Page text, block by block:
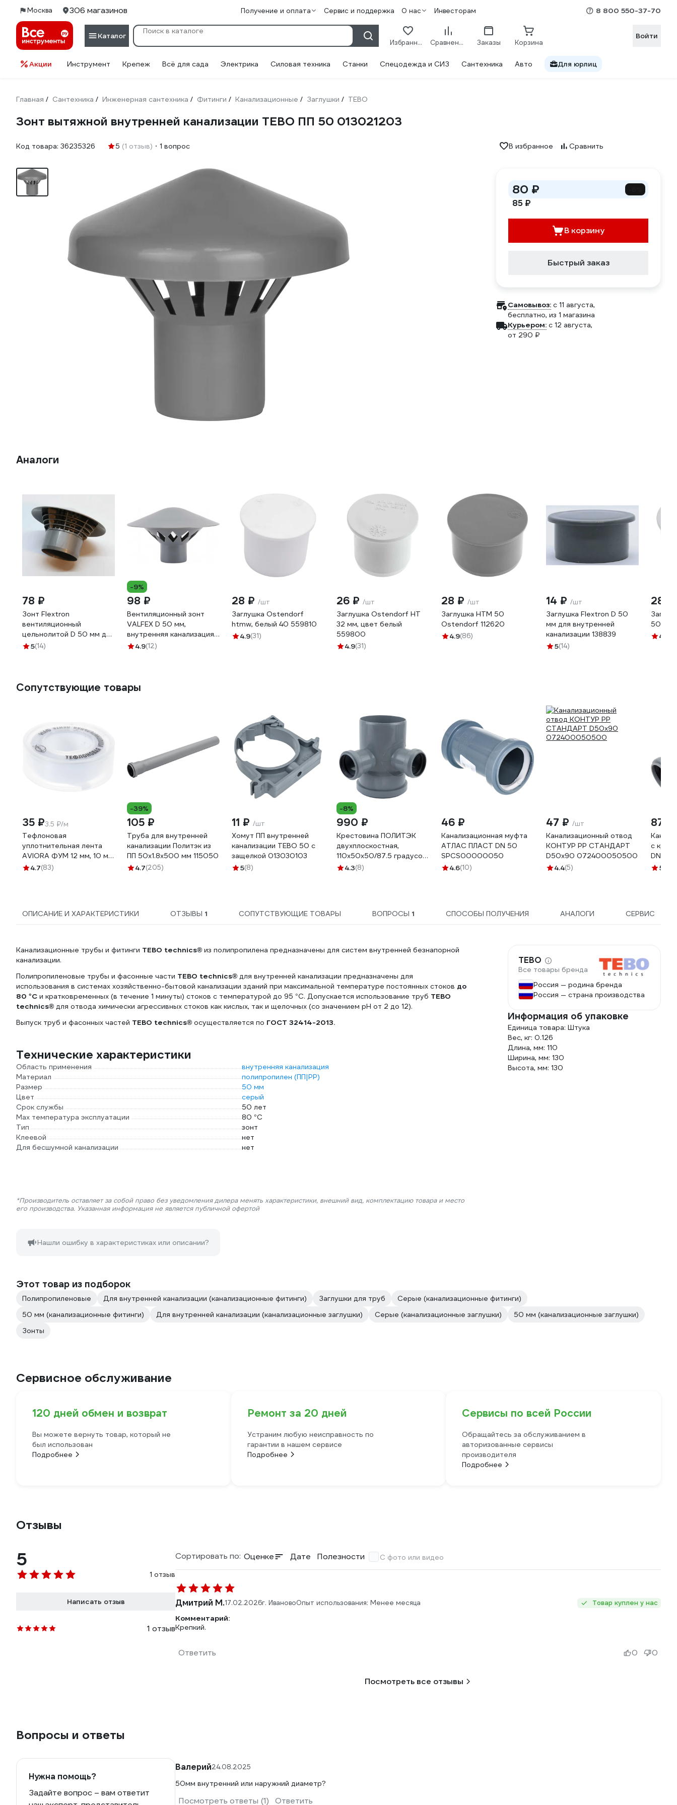
Москва 306 магазинов Получение и оплата Сервис и поддержка О нас Инвесторам 8 800 550-37-70
Каталог
Избранное Сравнение Заказы Корзина
Войти
Акции Инструмент Крепеж Всё для сада Электрика Силовая техника Станки Спецодежда и СИЗ Сантехника Авто Для юрлиц
Главная / Сантехника / Инженерная сантехника / Фитинги / Канализационные / Заглушки / TEBO
Зонт вытяжной внутренней канализации TEBO ПП 50 013021203
Код товара: 36235326 5 (1 отзыв) 1 вопрос В избранное Сравнить
80 ₽
85 ₽
В корзину
Быстрый заказ
Самовывоз: c 11 августа,
бесплатно, из 1 магазина
Курьером: c 12 августа,
от 290 ₽
Аналоги
78 ₽
Зонт Flextron
вентиляционный
цельнолитой D 50 мм для
внутренней канализации
5(14)
-9%
98 ₽
Вентиляционный зонт
VALFEX D 50 мм,
внутренняя канализация
26106050
4.9(12)
28 ₽ /шт
Заглушка Ostendorf
htmw, белый 40 559810
4.9(31)
26 ₽ /шт
Заглушка Ostendorf HT
32 мм, цвет белый
559800
4.9(31)
28 ₽ /шт
Заглушка HTM 50
Ostendorf 112620
4.9(86)
14 ₽ /шт
Заглушка Flextron D 50
мм для внутренней
канализации 138839
5(14)
28 ₽
50 мм,
4.9
Сопутствующие товары
35 ₽3.5 ₽/м
Тефлоновая
уплотнительная лента
AVIORA ФУМ 12 мм, 10 м
302-117
4.7(83)
-39%
105 ₽
Труба для внутренней
канализации Политэк из
ПП 50х1.8х500 мм 115050
4.7(205)
11 ₽ /шт
Хомут ПП внутренней
канализации TEBO 50 с
защелкой 013030103
5(8)
-8%
990 ₽
Крестовина ПОЛИТЭК
двухплоскостная,
110х50х50/87.5 градусов
60155090
4.3(8)
46 ₽
Канализационная муфта
АТЛАС ПЛАСТ DN 50
SPCS00000050
4.6(10)
47 ₽ /шт
Канализационный отвод
КОНТУР РР СТАНДАРТ
D50x90 072400050500
4.4(5)
87 ₽
с
DN 50
5
ОПИСАНИЕ И ХАРАКТЕРИСТИКИ ОТЗЫВЫ 1 СОПУТСТВУЮЩИЕ ТОВАРЫ ВОПРОСЫ 1 СПОСОБЫ ПОЛУЧЕНИЯ АНАЛОГИ СЕРВИС
Канализационные трубы и фитинги TEBO technics® из полипропилена предназначены для систем внутренней безнапорной
канализации.
Полипропиленовые трубы и фасонные части TEBO technics® для внутренней канализации предназначены для
использования в системах хозяйственно-бытовой канализации зданий при максимальной температуре постоянных стоков до
80 °С и кратковременных (в течение 1 минуты) стоков с температурой до 95 °С. Допускается использование труб TEBO
technics® для отвода химически агрессивных стоков как кислых, так и щелочных (со значением рН от 2 до 12).
Выпуск труб и фасонных частей TEBO technics® осуществляется по ГОСТ 32414-2013.
Технические характеристики
Область применения
внутренняя канализация
Материал
полипропилен (ПП|PP)
Размер
50 мм
Цвет
серый
Срок службы
50 лет
Max температура эксплуатации
80 °С
Тип
зонт
Клеевой
нет
Для бесшумной канализации
нет
*Производитель оставляет за собой право без уведомления дилера менять характеристики, внешний вид, комплектацию товара и место
его производства. Указанная информация не является публичной офертой
Нашли ошибку в характеристиках или описании?
TEBO
Все товары бренда
Россия — родина бренда
Россия — страна производства
Информация об упаковке
Единица товара: Штука
Вес, кг: 0.126
Длина, мм: 110
Ширина, мм: 130
Высота, мм: 130
Этот товар из подборок
Полипропиленовые Для внутренней канализации (канализационные фитинги) Заглушки для труб
Серые (канализационные фитинги)
50 мм (канализационные фитинги)
Для внутренней канализации (канализационные заглушки) Серые (канализационные заглушки)
50 мм (канализационные заглушки)
Зонты
Сервисное обслуживание
120 дней обмен и возврат
Вы можете вернуть товар, который не
был использован
Подробнее
Ремонт за 20 дней
Устраним любую неисправность по
гарантии в нашем сервисе
Подробнее
Сервисы по всей России
Обращайтесь за обслуживанием в
авторизованные сервисы
производителя
Подробнее
Отзывы
5
1 отзыв
Написать отзыв
1 отзыв
Сортировать по: Оценке Дате Полезности С фото или видео
Дмитрий М.17.02.2026г. ИвановоОпыт использования: Менее месяца Товар куплен у нас
Комментарий:
Крепкий.
Ответить 0 0
Посмотреть все отзывы
Вопросы и ответы
Нужна помощь?
Задайте вопрос – вам ответит
Валерий24.08.2025
50мм внутренний или наружний диаметр?
Посмотреть ответы (1) Ответить